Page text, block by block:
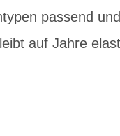
passend
auf Jahre